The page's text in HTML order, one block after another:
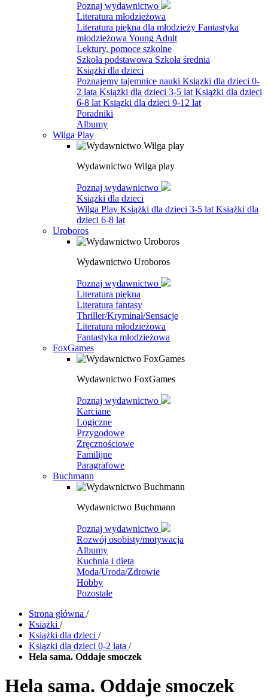
Poznaj wydawnictwo
Literatura młodzieżowa
Literatura piękna dla młodzieży Fantastyka
młodzieżowa Young Adult
Lektury, pomoce szkolne
Szkoła podstawowa Szkoła średnia
Książki dla dzieci
Poznajemy tajemnice nauki Ksiązki dla dzieci 0-
2 lata Książki dla dzieci 3-5 lat Książki dla dzieci
6-8 lat Ksiązki dla dzieci 9-12 lat
Poradniki
Albumy
Wilga Play
Wydawnictwo Wilga play
Poznaj wydawnictwo
Książki dla dzieci
Wilga Play Książki dla dzieci 3-5 lat Książki dla
dzieci 6-8 lat
Uroboros
Wydawnictwo Uroboros
Poznaj wydawnictwo
Literatura piękna
Literatura fantasy
Thriller/Kryminał/Sensacje
Literatura młodzieżowa
Fantastyka młodzieżowa
FoxGames
Wydawnictwo FoxGames
Poznaj wydawnictwo
Karciane
Logiczne
Przygodowe
Zręcznościowe
Familijne
Paragrafowe
Buchmann
Wydawnictwo Buchmann
Poznaj wydawnictwo
Rozwój osobisty/motywacja
Albumy
Kuchnia i dieta
Moda/Uroda/Zdrowie
Hobby
Pozostałe
Strona główna /
Książki /
Książki dla dzieci /
Ksiązki dla dzieci 0-2 lata /
Hela sama. Oddaje smoczek
Hela sama. Oddaje smoczek